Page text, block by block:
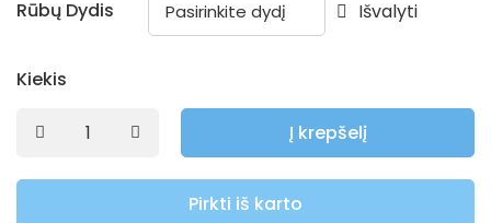
Rūbų Dydis Išvalyti
Kiekis
Į krepšelį
Pirkti iš karto